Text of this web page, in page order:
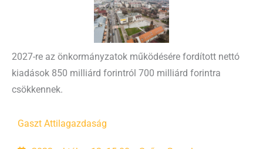
2027-re az önkormányzatok működésére fordított nettó
kiadások 850 milliárd forintról 700 milliárd forintra
csökkennek.
Gaszt Attilagazdaság